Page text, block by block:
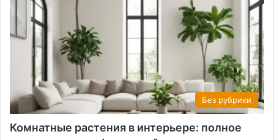
Без рубрики
Комнатные растения в интерьере: полное